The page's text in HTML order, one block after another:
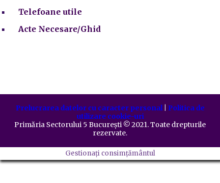
Telefoane utile
Acte Necesare/Ghid
Prelucrarea datelor cu caracter personal| Politica de
utilizare cookie-uri
Primăria Sectorului 5 București ©️ 2021. Toate drepturile
rezervate.
Gestionați consimțământul